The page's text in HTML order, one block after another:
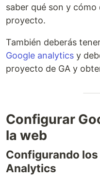
saber qué son y
proyecto.
También deberás
Google analytics y
proyecto de GA y
Configurar
la web
Configurando
Analytics